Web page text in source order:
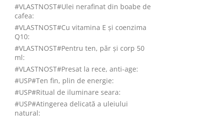
#VLASTNOST#Ulei nerafinat din boabe de
cafea:
#VLASTNOST#Cu vitamina E și coenzima
Q10:
#VLASTNOST#Pentru ten, păr și corp 50
ml:
#VLASTNOST#Presat la rece, anti-age:
#USP#Ten fin, plin de energie:
#USP#Ritual de iluminare seara:
#USP#Atingerea delicată a uleiului
natural: